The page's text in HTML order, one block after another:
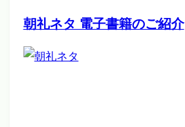
朝礼ネタ 電子書籍のご紹介